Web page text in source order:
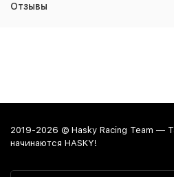
Отзывы
2019-2026 © Hasky Racing Team —
начинаются HASKY!